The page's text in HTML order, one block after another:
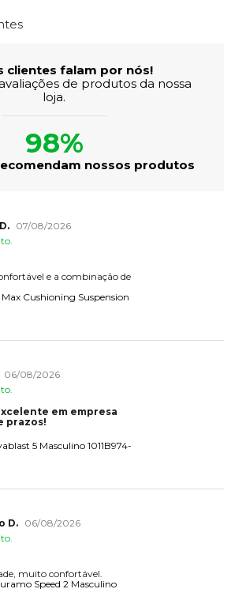
clientes falam por nós!
de produtos da nossa
loja.
98%
nossos produtos
07/08/2026
e a combinação de
Max Cushioning Suspension
06/08/2026
em empresa
prazos!
5 Masculino 1011B974-
D.
06/08/2026
muito confortável.
Speed 2 Masculino